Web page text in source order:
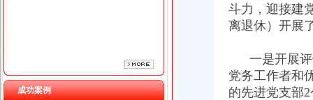
成功案例
重庆傲志众达投资咨询有限责任公司 渝九1000万 （增资）
重庆星竣贸易有限责任公司 渝中100万 （进出口权）
重庆海谛升进出口贸易有限公司 渝北100万 （进出口权）
重庆奕欣锦诚商贸有限公司 渝九50万 （工商注册）
斗力，迎接建
离退休）开展
一是开展评
党务工作者和
的先进党支部